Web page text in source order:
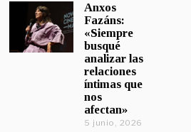
Anxos
Fazáns:
«Siempre
busqué
analizar las
relaciones
íntimas que
nos
afectan»
5 junio, 2026